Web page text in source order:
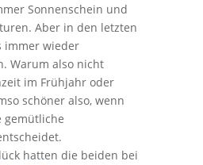
Sonnenschein und
Aber in den letzten
immer wieder
Warum also nicht
im Frühjahr oder
schöner also, wenn
gemütliche
hatten die beiden bei